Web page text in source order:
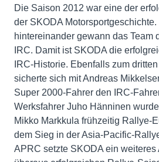
Die Saison 2012 war eine der
der SKODA Motorsportgeschichte.
hintereinander gewann das Team
IRC. Damit ist SKODA die
IRC-Historie. Ebenfalls zum
sicherte sich mit Andreas
Super 2000-Fahrer den IRC-
Werksfahrer Juho Hänninen
Mikko Markkula frühzeitig Rallye-
dem Sieg in der Asia-Pacific-
APRC setzte SKODA ein